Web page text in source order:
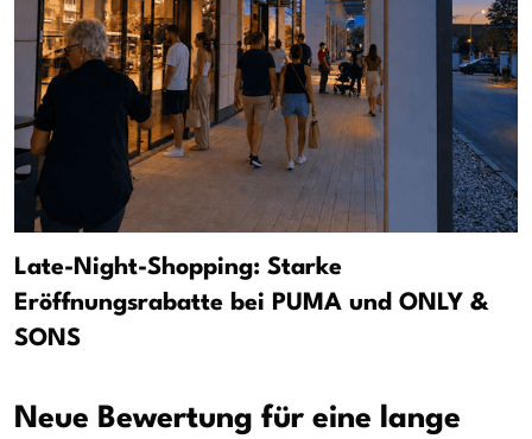
Late-Night-Shopping: Starke
Eröffnungsrabatte bei PUMA und ONLY &
SONS
Neue Bewertung für eine lange